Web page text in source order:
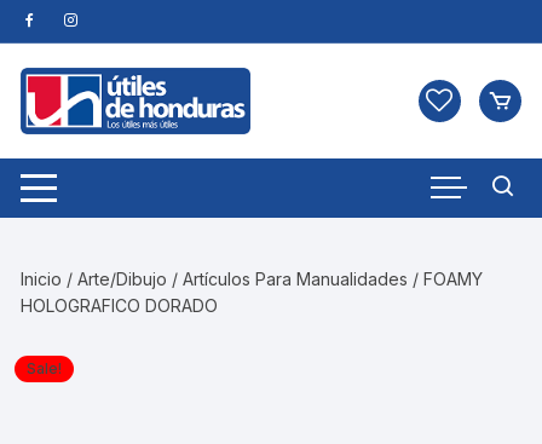
Skip
to
content
Inicio /Arte/Dibujo /Artículos Para Manualidades / FOAMY
HOLOGRAFICO DORADO
Sale!